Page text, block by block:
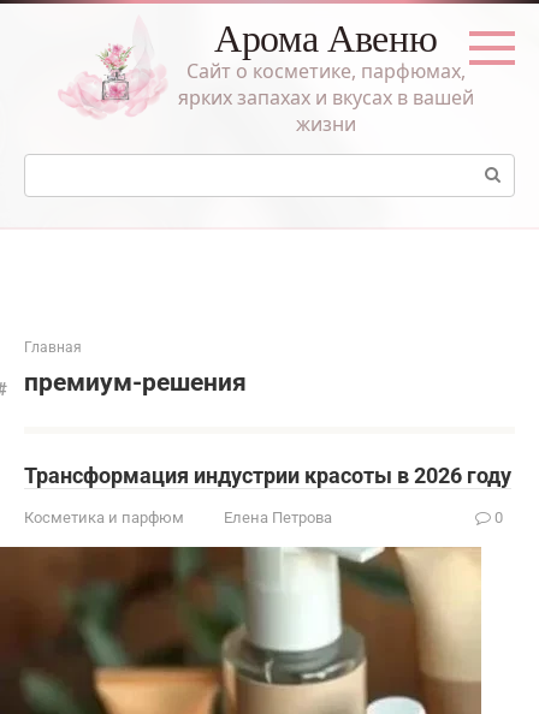
Перейти
Арома Авеню
Сайт о косметике, парфюмах,
ярких запахах и вкусах в вашей
жизни
Поиск:
Главная
премиум-решения
Трансформация индустрии красоты в 2026 году
Косметика и парфюм Елена Петрова 0